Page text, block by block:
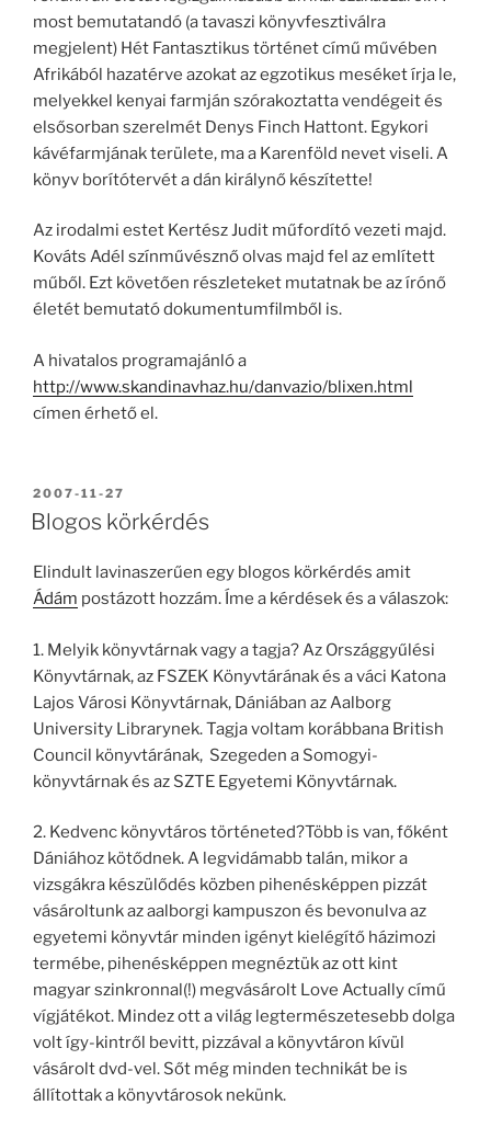
most bemutatandó (a tavaszi könyvfesztiválra
megjelent) Hét Fantasztikus történet című művében
Afrikából hazatérve azokat az egzotikus meséket írja le,
melyekkel kenyai farmján szórakoztatta vendégeit és
elsősorban szerelmét Denys Finch Hattont. Egykori
kávéfarmjának területe, ma a Karenföld nevet viseli. A
könyv borítótervét a dán királynő készítette!
Az irodalmi estet Kertész Judit műfordító vezeti majd.
Kováts Adél színművésznő olvas majd fel az említett
műből. Ezt követően részleteket mutatnak be az írónő
életét bemutató dokumentumfilmből is.
A hivatalos programajánló a
http://www.skandinavhaz.hu/danvazio/blixen.html
címen érhető el.
BEKÜLDVE:
2007-11-27
Blogos körkérdés
Elindult lavinaszerűen egy blogos körkérdés amit
Ádám postázott hozzám. Íme a kérdések és a válaszok:
1. Melyik könyvtárnak vagy a tagja? Az Országgyűlési
Könyvtárnak, az FSZEK Könyvtárának és a váci Katona
Lajos Városi Könyvtárnak, Dániában az Aalborg
University Librarynek. Tagja voltam korábbana British
Council könyvtárának, Szegeden a Somogyi-
könyvtárnak és az SZTE Egyetemi Könyvtárnak.
2. Kedvenc könyvtáros történeted?Több is van, főként
Dániához kötődnek. A legvidámabb talán, mikor a
vizsgákra készülődés közben pihenésképpen pizzát
vásároltunk az aalborgi kampuszon és bevonulva az
egyetemi könyvtár minden igényt kielégítő házimozi
termébe, pihenésképpen megnéztük az ott kint
magyar szinkronnal(!) megvásárolt Love Actually című
vígjátékot. Mindez ott a világ legtermészetesebb dolga
volt így-kintről bevitt, pizzával a könyvtáron kívül
vásárolt dvd-vel. Sőt még minden technikát be is
állítottak a könyvtárosok nekünk.